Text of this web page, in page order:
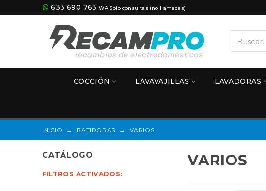
633 690 763 WA Solo consultas (no llamadas)
COCCIÓN LAVAVAJILLAS LAVADORAS
INICIO → BATIDORAS → VARIOS
CATÁLOGO
FILTROS ACTIVADOS:
VARIOS